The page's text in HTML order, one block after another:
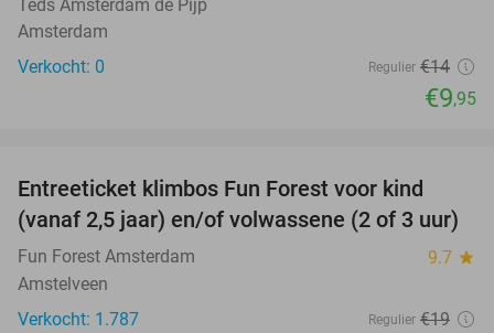
Teds Amsterdam de Pijp
Amsterdam
Verkocht: 0
Regulier €14
€9,95
Entreeticket klimbos Fun Forest voor kind
(vanaf 2,5 jaar) en/of volwassene (2 of 3 uur)
Fun Forest Amsterdam 9.7 star
Amstelveen
Verkocht: 1.787
Regulier €19